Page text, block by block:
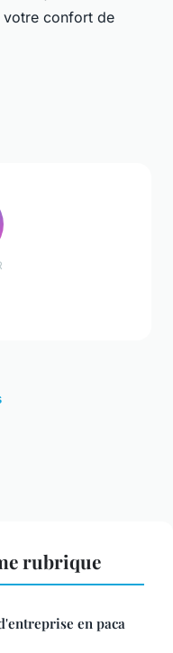
votre confort de
rubrique
en paca